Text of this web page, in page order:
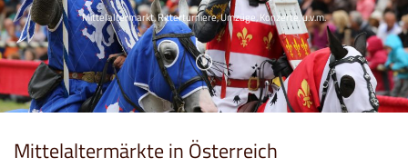
Mittelaltermarkt, Ritterturniere, Umzüge, Konzerte, u.v.m.
Mittelaltermärkte in Österreich